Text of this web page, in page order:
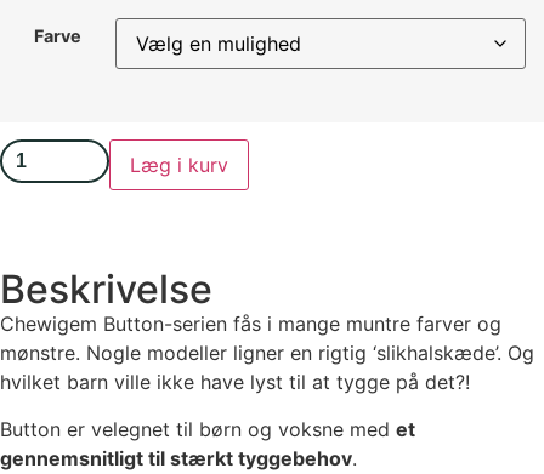
Farve
Læg i kurv
Beskrivelse
Chewigem Button-serien fås i mange muntre farver og
mønstre. Nogle modeller ligner en rigtig ‘slikhalskæde’. Og
hvilket barn ville ikke have lyst til at tygge på det?!
Button er velegnet til børn og voksne med et
gennemsnitligt til stærkt tyggebehov.